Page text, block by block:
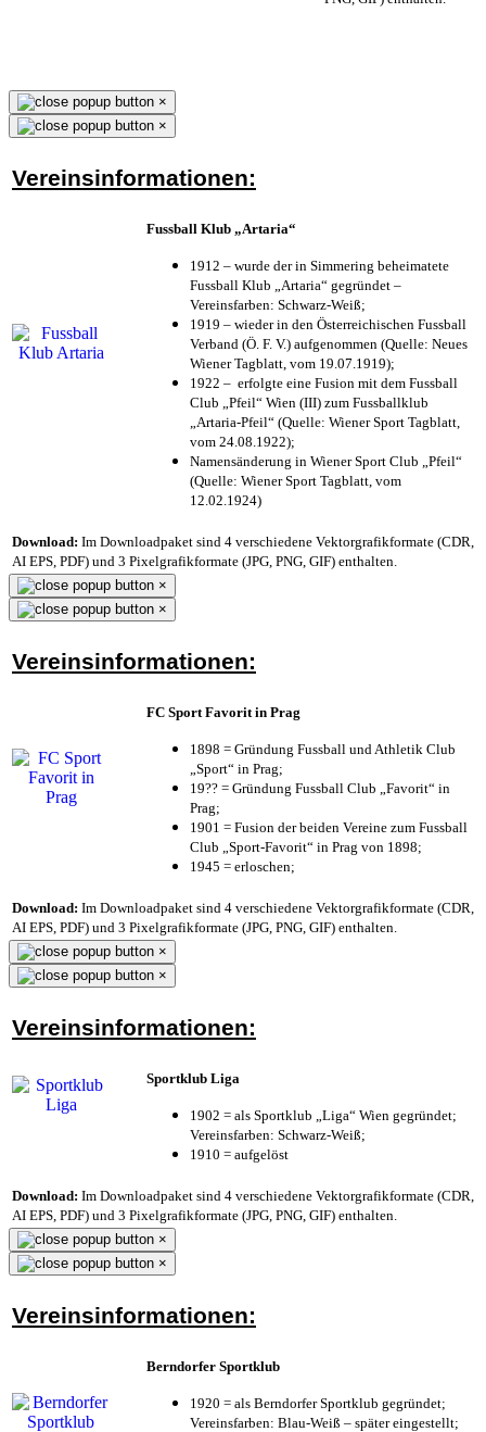
×
×
Vereinsinformationen:
Fussball Klub „Artaria“
1912 – wurde der in Simmering beheimatete
Fussball Klub „Artaria“ gegründet –
Vereinsfarben: Schwarz-Weiß;
1919 – wieder in den Österreichischen Fussball
Verband (Ö. F. V.) aufgenommen (Quelle: Neues
Wiener Tagblatt, vom 19.07.1919);
1922 – erfolgte eine Fusion mit dem Fussball
Club „Pfeil“ Wien (III) zum Fussballklub
„Artaria-Pfeil“ (Quelle: Wiener Sport Tagblatt,
vom 24.08.1922);
Namensänderung in Wiener Sport Club „Pfeil“
(Quelle: Wiener Sport Tagblatt, vom
12.02.1924)
Download: Im Downloadpaket sind 4 verschiedene Vektorgrafikformate (CDR,
AI EPS, PDF) und 3 Pixelgrafikformate (JPG, PNG, GIF) enthalten.
×
×
Vereinsinformationen:
FC Sport Favorit in Prag
1898 = Gründung Fussball und Athletik Club
„Sport“ in Prag;
19?? = Gründung Fussball Club „Favorit“ in
Prag;
1901 = Fusion der beiden Vereine zum Fussball
Club „Sport-Favorit“ in Prag von 1898;
1945 = erloschen;
Download: Im Downloadpaket sind 4 verschiedene Vektorgrafikformate (CDR,
AI EPS, PDF) und 3 Pixelgrafikformate (JPG, PNG, GIF) enthalten.
×
×
Vereinsinformationen:
Sportklub Liga
1902 = als Sportklub „Liga“ Wien gegründet;
Vereinsfarben: Schwarz-Weiß;
1910 = aufgelöst
Download: Im Downloadpaket sind 4 verschiedene Vektorgrafikformate (CDR,
AI EPS, PDF) und 3 Pixelgrafikformate (JPG, PNG, GIF) enthalten.
×
×
Vereinsinformationen:
Berndorfer Sportklub
1920 = als Berndorfer Sportklub gegründet;
Vereinsfarben: Blau-Weiß – später eingestellt;